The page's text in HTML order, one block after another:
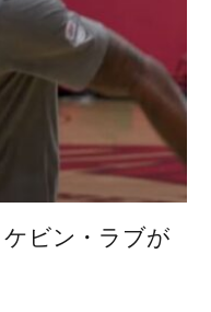
ビン・ラブが